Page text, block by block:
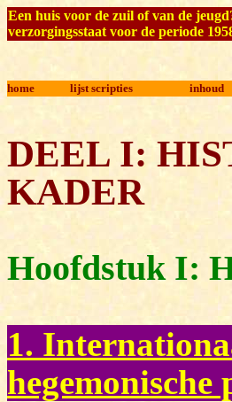
Een huis voor de zuil of van de
verzorgingsstaat voor de periode
home lijst scripties inhoud
DEEL I:
KADER
Hoofdstuk I:
1.